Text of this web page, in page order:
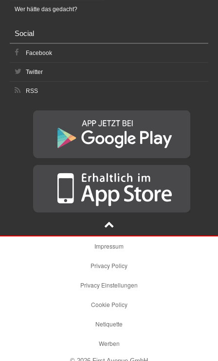
Wer hätte das gedacht?
Social
Facebook
Twitter
RSS
Impressum
Privacy Policy
Privacy Einstellungen
Cookie Policy
Netiquette
Werben